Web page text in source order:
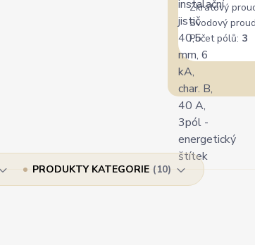
Zkratový
Svodový
Počet pólů: 3
PRODUKTY KATEGORIE 10